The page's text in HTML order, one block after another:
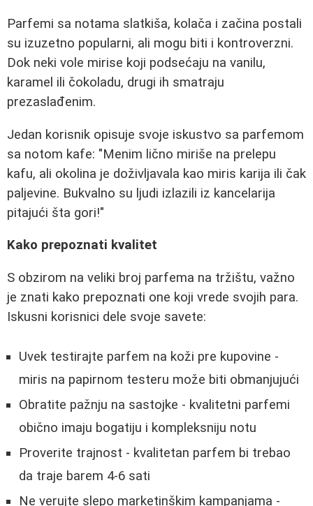
Parfemi sa notama slatkiša, kolača i začina postali
su izuzetno popularni, ali mogu biti i kontroverzni.
Dok neki vole mirise koji podsećaju na vanilu,
karamel ili čokoladu, drugi ih smatraju
prezaslađenim.
Jedan korisnik opisuje svoje iskustvo sa parfemom
sa notom kafe: "Menim lično miriše na prelepu
kafu, ali okolina je doživljavala kao miris karija ili čak
paljevine. Bukvalno su ljudi izlazili iz kancelarija
pitajući šta gori!"
Kako prepoznati kvalitet
S obzirom na veliki broj parfema na tržištu, važno
je znati kako prepoznati one koji vrede svojih para.
Iskusni korisnici dele svoje savete:
Uvek testirajte parfem na koži pre kupovine -
miris na papirnom testeru može biti obmanjujući
Obratite pažnju na sastojke - kvalitetni parfemi
obično imaju bogatiju i kompleksniju notu
Proverite trajnost - kvalitetan parfem bi trebao
da traje barem 4-6 sati
Ne verujte slepo marketinškim kampanjama -